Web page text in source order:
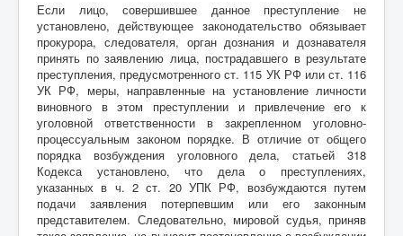
Если лицо, совершившее данное преступление не
установлено, действующее законодательство обязывает
прокурора, следователя, орган дознания и дознавателя
принять по заявлению лица, пострадавшего в результате
преступления, предусмотренного ст. 115 УК РФ или ст. 116
УК РФ, меры, направленные на установление личности
виновного в этом преступлении и привлечение его к
уголовной ответственности в закрепленном уголовно-
процессуальным законом порядке. В отличие от общего
порядка возбуждения уголовного дела, статьей 318
Кодекса установлено, что дела о преступлениях,
указанных в ч. 2 ст. 20 УПК РФ, возбуждаются путем
подачи заявления потерпевшим или его законным
представителем. Следовательно, мировой судья, приняв